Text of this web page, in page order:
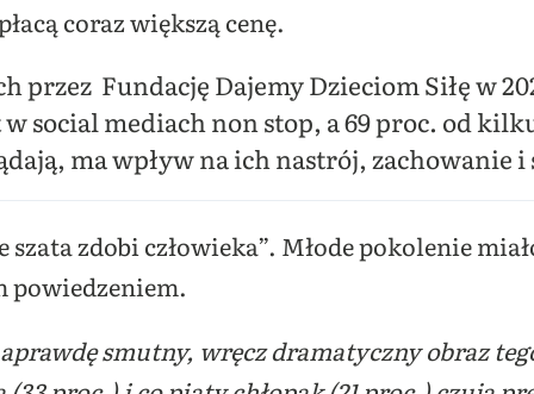
coraz większą cenę.
przez Fundację Dajemy Dzieciom Siłę w
social mediach non stop, a 69 proc. od
ma wpływ na ich nastrój, zachowanie i
szata zdobi człowieka”. Młode pokolenie
powiedzeniem.
smutny, wręcz dramatyczny obraz